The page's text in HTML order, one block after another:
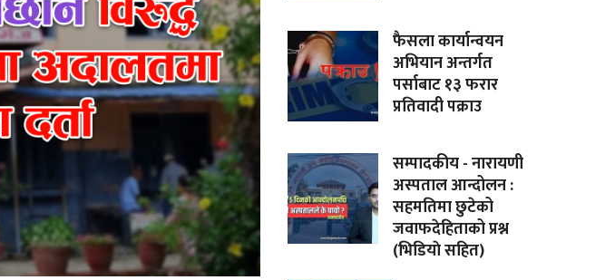
फैसला कार्यान्वयन
अभियान अन्तर्गत
पर्साबाट १३ फरार
प्रतिवादी पक्राउ
सम्पादकीय - नारायणी
अस्पताल आन्दोलन :
सहमतिमा छुटेको
जवाफदेहिताको प्रश्न
(भिडियाे सहित)